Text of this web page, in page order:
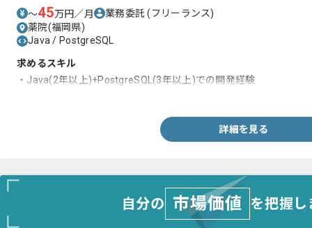
〜45万円／月 業務委託(フリーランス)
薬院(福岡県)
Java / PostgreSQL
求めるスキル
・Java(2年以上)+PostgreSQL(3年以上)での開発経験
詳細を見る
自分の 市場価値 を把握